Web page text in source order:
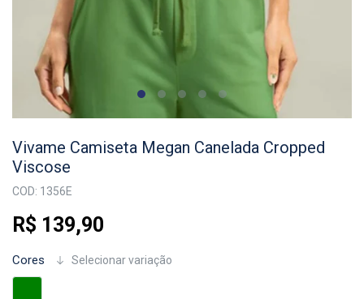
Vivame Camiseta Megan Canelada Cropped
Viscose
COD: 1356E
R$ 139,90
Cores Selecionar variação